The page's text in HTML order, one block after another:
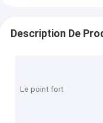
Description De
Le point fort